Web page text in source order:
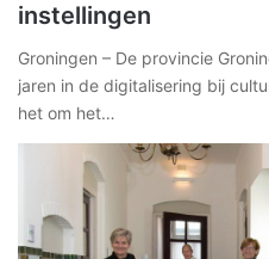
instellingen
Groningen – De provincie
jaren in de digitalisering bij
het om het…